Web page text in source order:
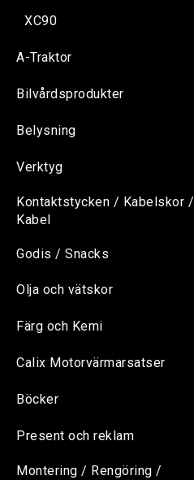
XC90
A-Traktor
Bilvårdsprodukter
Belysning
Verktyg
Kontaktstycken / Kabelskor /
Kabel
Godis / Snacks
Olja och vätskor
Färg och Kemi
Calix Motorvärmarsatser
Böcker
Present och reklam
Montering / Rengöring /